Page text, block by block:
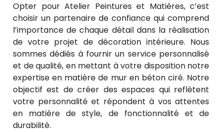
Opter pour Atelier Peintures et Matières, c’est
choisir un partenaire de confiance qui comprend
l’importance de chaque détail dans la réalisation
de votre projet de décoration intérieure. Nous
sommes dédiés à fournir un service personnalisé
et de qualité, en mettant à votre disposition notre
expertise en matière de mur en béton ciré. Notre
objectif est de créer des espaces qui reflètent
votre personnalité et répondent à vos attentes
en matière de style, de fonctionnalité et de
durabilité.